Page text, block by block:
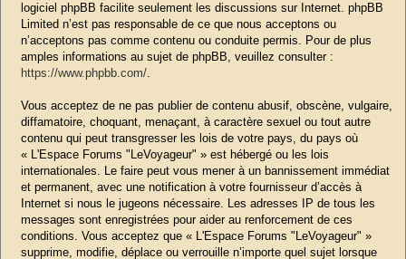
logiciel phpBB facilite seulement les discussions sur Internet. phpBB
Limited n’est pas responsable de ce que nous acceptons ou
n’acceptons pas comme contenu ou conduite permis. Pour de plus
amples informations au sujet de phpBB, veuillez consulter :
https://www.phpbb.com/.
Vous acceptez de ne pas publier de contenu abusif, obscène, vulgaire,
diffamatoire, choquant, menaçant, à caractère sexuel ou tout autre
contenu qui peut transgresser les lois de votre pays, du pays où
« L'Espace Forums "LeVoyageur" » est hébergé ou les lois
internationales. Le faire peut vous mener à un bannissement immédiat
et permanent, avec une notification à votre fournisseur d’accès à
Internet si nous le jugeons nécessaire. Les adresses IP de tous les
messages sont enregistrées pour aider au renforcement de ces
conditions. Vous acceptez que « L'Espace Forums "LeVoyageur" »
supprime, modifie, déplace ou verrouille n’importe quel sujet lorsque